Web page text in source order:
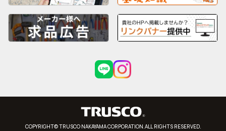
COPYRIGHT© TRUSCO NAKAYAMA CORPORATION.ALL RIGHTS RESERVED.